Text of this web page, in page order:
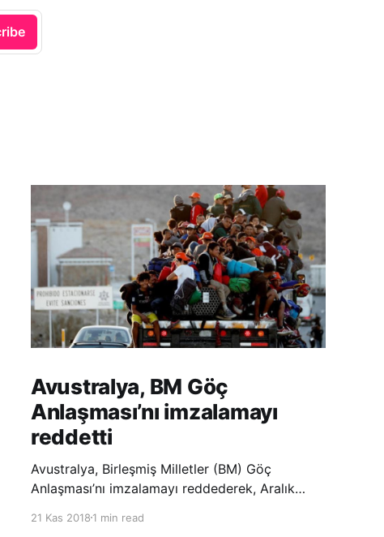
Avustralya, BM Göç
Anlaşması’nı imzalamayı
reddetti
Avustralya, Birleşmiş Milletler (BM) Göç
Anlaşması’nı imzalamayı reddederek, Aralık
konferansta BM üyesi ülkeler tarafından
21 Kas 20181 min read